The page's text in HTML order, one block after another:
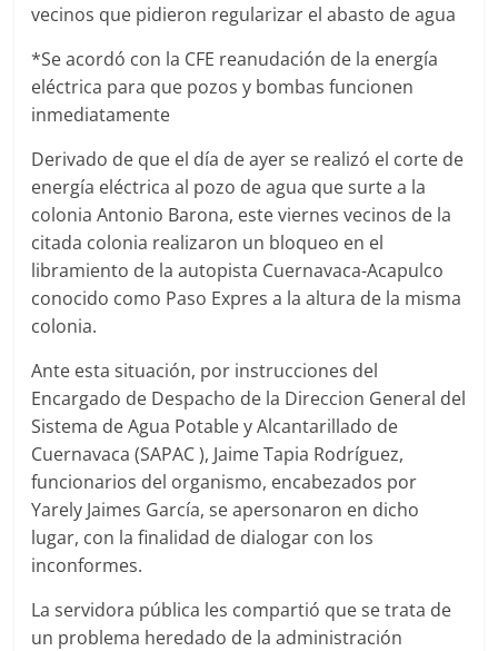
Alcantarillado
del
Municipio
de
vecinos que pidieron regularizar el abasto de agua
*Se acordó con la CFE reanudación de la energía
eléctrica para que pozos y bombas funcionen
inmediatamente
Derivado de que el día de ayer se realizó el corte de
energía eléctrica al pozo de agua que surte a la
colonia Antonio Barona, este viernes vecinos de la
citada colonia realizaron un bloqueo en el
libramiento de la autopista Cuernavaca-Acapulco
conocido como Paso Expres a la altura de la misma
colonia.
Ante esta situación, por instrucciones del
Encargado de Despacho de la Direccion General del
Sistema de Agua Potable y Alcantarillado de
Cuernavaca (SAPAC ), Jaime Tapia Rodríguez,
funcionarios del organismo, encabezados por
Yarely Jaimes García, se apersonaron en dicho
lugar, con la finalidad de dialogar con los
inconformes.
La servidora pública les compartió que se trata de
un problema heredado de la administración